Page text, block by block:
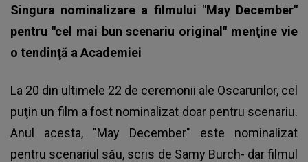
Singura nominalizare a filmului "May December"
pentru "cel mai bun scenariu original" menţine vie
o tendinţă a Academiei
La 20 din ultimele 22 de ceremonii ale Oscarurilor, cel
puţin un film a fost nominalizat doar pentru scenariu.
Anul acesta, "May December" este nominalizat
pentru scenariul său, scris de Samy Burch- dar filmul